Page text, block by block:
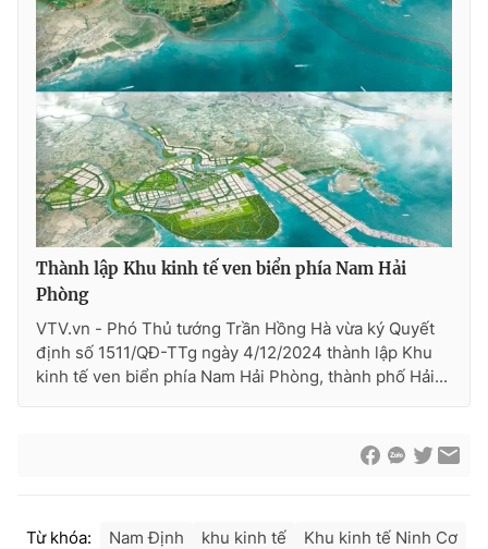
Thành lập Khu kinh tế ven biển phía Nam Hải
Phòng
VTV.vn - Phó Thủ tướng Trần Hồng Hà vừa ký Quyết
định số 1511/QĐ-TTg ngày 4/12/2024 thành lập Khu
kinh tế ven biển phía Nam Hải Phòng, thành phố Hải...
Từ khóa: Nam Định khu kinh tế
Khu kinh tế Ninh Cơ